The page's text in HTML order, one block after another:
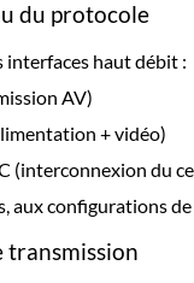
du protocole
interfaces haut débit :
AV)
+ vidéo)
(interconnexion du
aux configurations
transmission